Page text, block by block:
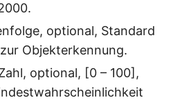
optional, Standard
Objekterkennung.
optional, [0 – 100],